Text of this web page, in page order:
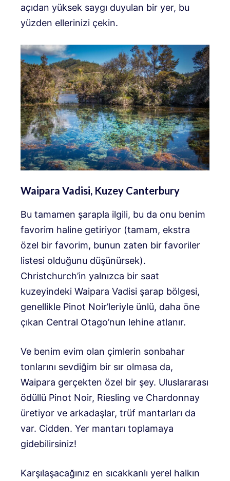
açıdan yüksek saygı duyulan bir yer, bu
yüzden ellerinizi çekin.
Waipara Vadisi, Kuzey Canterbury
Bu tamamen şarapla ilgili, bu da onu benim
favorim haline getiriyor (tamam, ekstra
özel bir favorim, bunun zaten bir favoriler
listesi olduğunu düşünürsek).
Christchurch’in yalnızca bir saat
kuzeyindeki Waipara Vadisi şarap bölgesi,
genellikle Pinot Noir’leriyle ünlü, daha öne
çıkan Central Otago’nun lehine atlanır.
Ve benim evim olan çimlerin sonbahar
tonlarını sevdiğim bir sır olmasa da,
Waipara gerçekten özel bir şey. Uluslararası
ödüllü Pinot Noir, Riesling ve Chardonnay
üretiyor ve arkadaşlar, trüf mantarları da
var. Cidden. Yer mantarı toplamaya
gidebilirsiniz!
Karşılaşacağınız en sıcakkanlı yerel halkın